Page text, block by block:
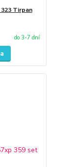
Tirpan
do 3-7 dní